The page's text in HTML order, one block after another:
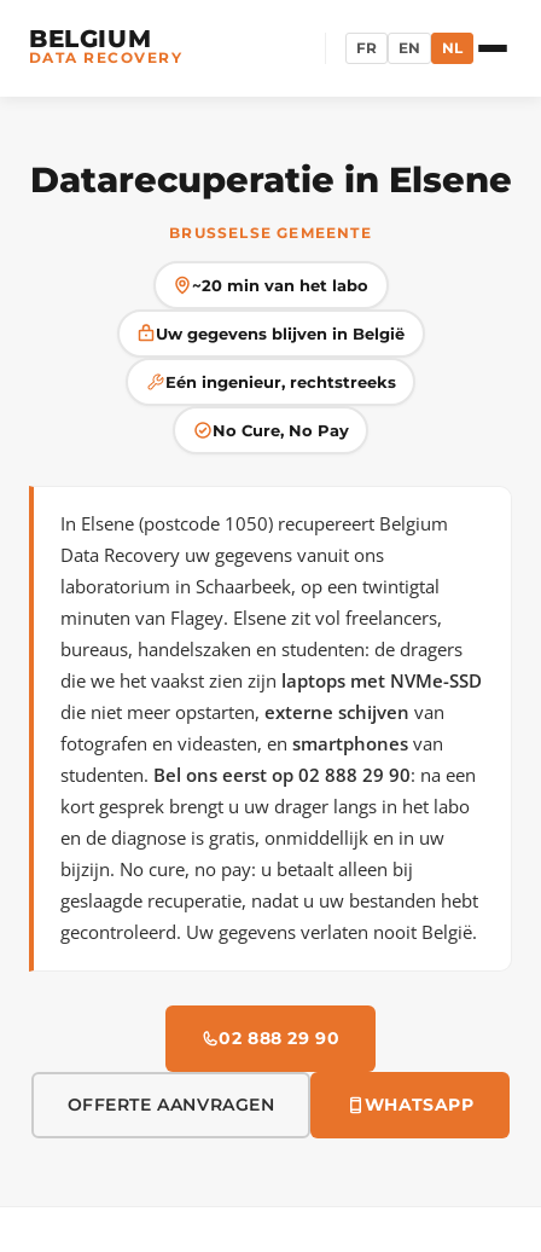
BELGIUM
DATA RECOVERY FR EN NL
Datarecuperatie in Elsene
BRUSSELSE GEMEENTE
~20 min van het labo
Uw gegevens blijven in België
Eén ingenieur, rechtstreeks
No Cure, No Pay
In Elsene (postcode 1050) recupereert Belgium
Data Recovery uw gegevens vanuit ons
laboratorium in Schaarbeek, op een twintigtal
minuten van Flagey. Elsene zit vol freelancers,
bureaus, handelszaken en studenten: de dragers
die we het vaakst zien zijn laptops met NVMe-SSD
die niet meer opstarten, externe schijven van
fotografen en videasten, en smartphonesvan
studenten. Bel ons eerst op 02 888 29 90: na een
kort gesprek brengt u uw drager langs in het labo
en de diagnose is gratis, onmiddellijk en in uw
bijzijn. No cure, no pay: u betaalt alleen bij
geslaagde recuperatie, nadat u uw bestanden hebt
gecontroleerd. Uw gegevens verlaten nooit België.
02 888 29 90
OFFERTE AANVRAGEN WHATSAPP